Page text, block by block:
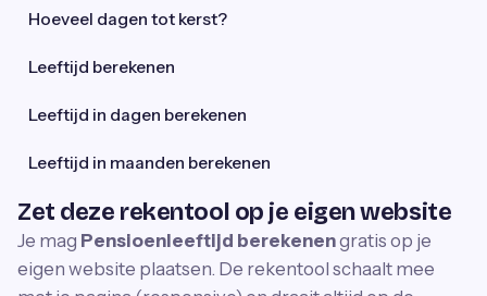
Hoeveel dagen tot kerst?
Leeftijd berekenen
Leeftijd in dagen berekenen
Leeftijd in maanden berekenen
Zet deze rekentool op je eigen website
Je mag Pensioenleeftijd berekenengratis op je
eigen website plaatsen. De rekentool schaalt mee